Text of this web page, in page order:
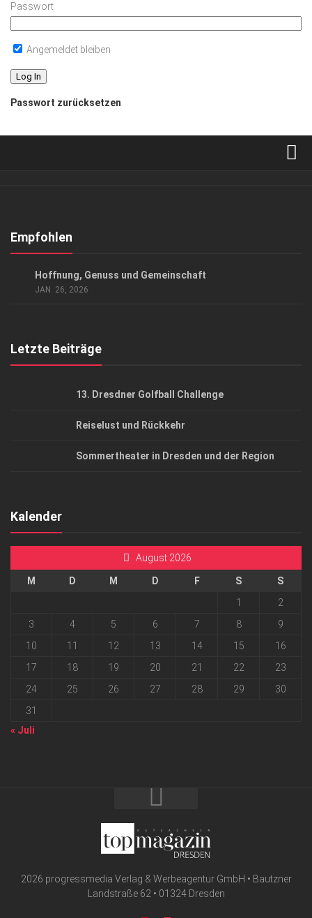
Passwort
Angemeldet bleiben
Passwort zurücksetzen
Kontakt, Impressum
Empfohlen
Hoffnung, Genuss und Gemeinschaft
JAN. 26, 2026
Letzte Beiträge
13. Dresdner Golfball Challenge
Reiselust und Rückkehr
Sommertheater in Dresden und der Region
Kalender
August 2026
M D M D F S
S
1
2
3
4 5 6 7 8
9
10
11 12 13 14 15
16
17
18 19 20 21 22
23
24
25 26 27 28 29
30
31
« Juli
2026 progressmedia Verlag & Werbeagentur GmbH • Bautzner
Landstraße 62 • 01324 Dresden